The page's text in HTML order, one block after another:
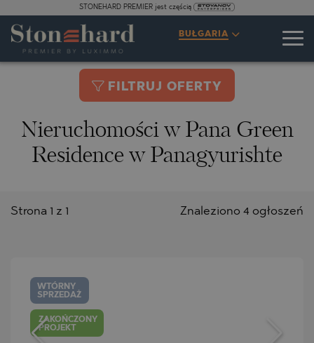
STONEHARD PREMIER jest częścią
BUŁGARIA
FILTRUJ OFERTY
Nieruchomości w Pana Green
Residence w Panagyurishte
Znaleziono 4 ogłoszeń
Strona 1 z 1
WTÓRNY
SPRZEDAŻ
ZAKOŃCZONY
PROJEKT